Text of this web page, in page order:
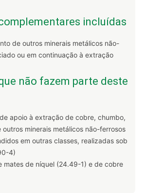
incluídas
de outros minerais metálicos não-
ou em continuação à extração
não fazem parte deste
apoio à extração de cobre, chumbo,
outros minerais metálicos não-ferrosos
em outras classes, realizadas sob
4)
mates de níquel (24.49-1) e de cobre